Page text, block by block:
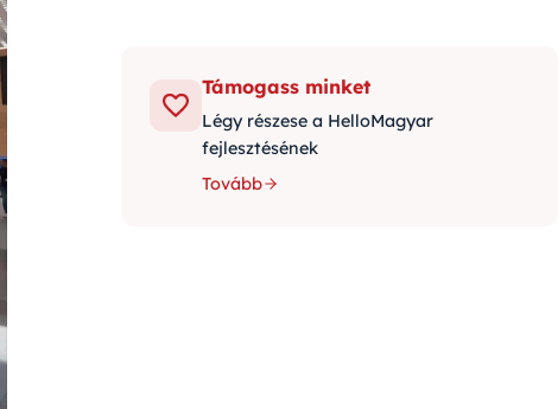
Támogass minket
Légy részese a HelloMagyar
fejlesztésének
Tovább